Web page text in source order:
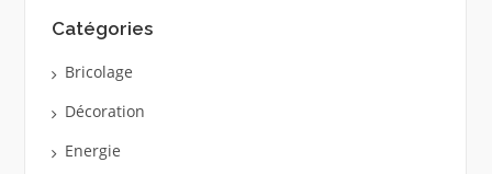
Catégories
Bricolage
Décoration
Energie